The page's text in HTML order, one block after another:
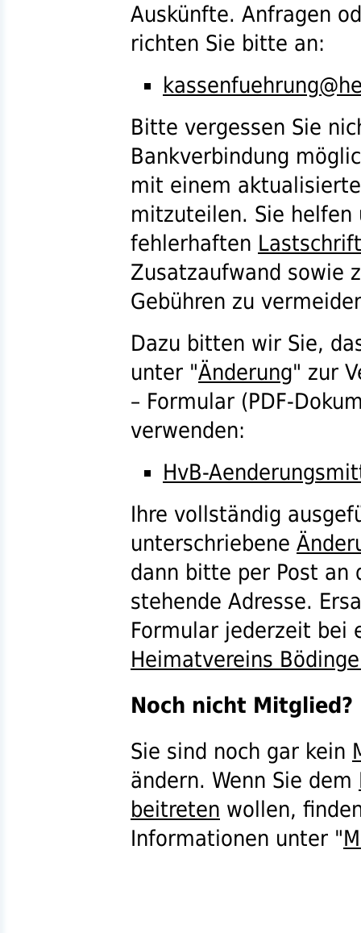
Auskünfte. Anfragen
richten Sie bitte an:
Bitte vergessen Sie
Bankverbindung
mit einem
mitzuteilen. Sie
fehlerhaften
Zusatzaufwand sowie
Gebühren zu
Dazu bitten wir Sie,
unter "Änderung" zur
– Formular (PDF-
verwenden:
HvB-
Ihre vollständig
unterschriebene
dann bitte per Post an
stehende Adresse.
Formular jederzeit bei
Heimatvereins
Noch nicht Mitglied?
Sie sind noch gar kein
ändern. Wenn Sie dem
beitreten wollen,
Informationen unter "